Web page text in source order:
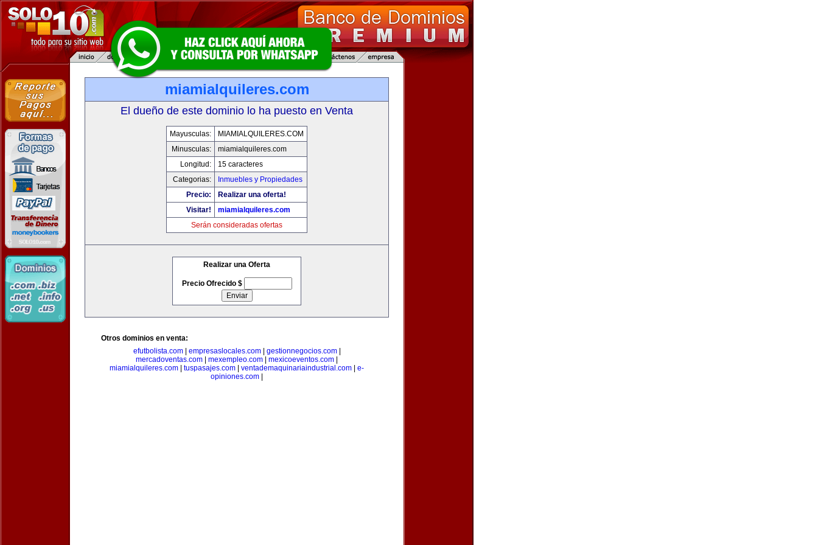
miamialquileres.com
El dueño de este dominio lo ha puesto en Venta
Mayusculas:
MIAMIALQUILERES.COM
Minusculas:
miamialquileres.com
Longitud:
15 caracteres
Categorias:
Inmuebles y Propiedades
Precio:
Realizar una oferta!
Visitar!
miamialquileres.com
Serán consideradas ofertas
Realizar una Oferta
Precio Ofrecido $
Otros dominios en venta:
efutbolista.com| empresaslocales.com| gestionnegocios.com|
mercadoventas.com
mexempleo.com mexicoeventos.com
miamialquileres.com
tuspasajes.com ventademaquinariaindustrial.com
e-
opiniones.com